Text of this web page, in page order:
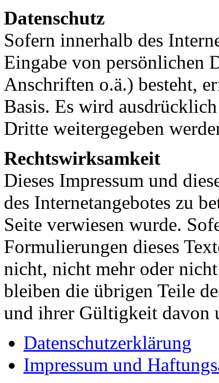
Datenschutz
Sofern innerhalb des
Eingabe von persönlichen
Anschriften o.ä.) besteht,
Basis. Es wird
Dritte weitergegeben
Rechtswirksamkeit
Dieses Impressum und
des Internetangebotes zu
Seite verwiesen wurde.
Formulierungen dieses
nicht, nicht mehr oder
bleiben die übrigen Teile
und ihrer Gültigkeit davon
Datenschutzerklärung
Impressum und